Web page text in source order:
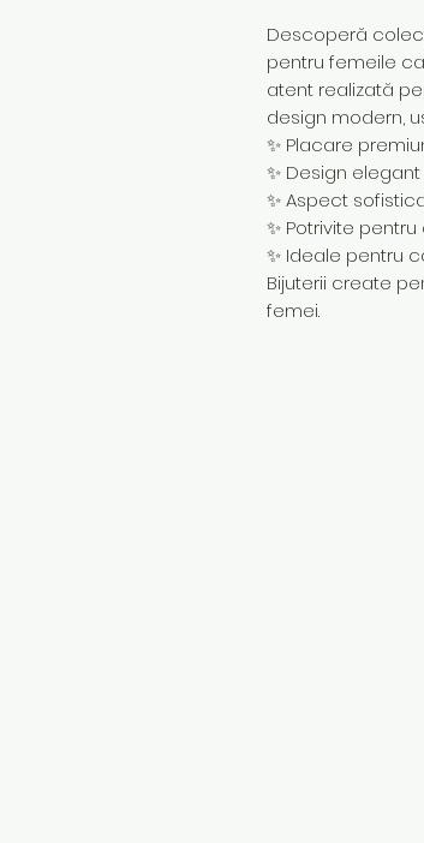
Descoperă
pentru femeile
atent realizată
design modern,
✨ Placare
✨ Design
✨ Aspect
✨ Potrivite
✨ Ideale pentru
Bijuterii create
femei.